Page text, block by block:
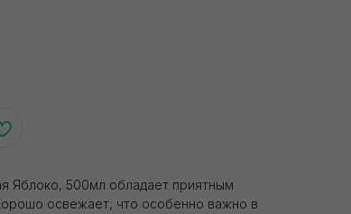
Яблоко, 500мл обладает приятным
освежает, что особенно важно в